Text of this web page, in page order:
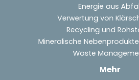
Energie aus
Verwertung von
Recycling und
Mineralische
Waste
Mehr